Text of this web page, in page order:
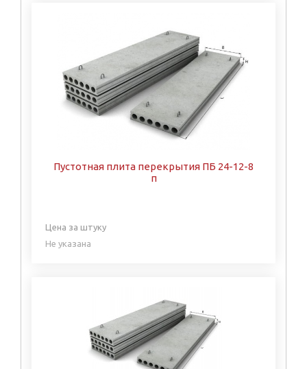
Пустотная плита перекрытия ПБ 24-12-8
п
Цена за штуку
Не указана